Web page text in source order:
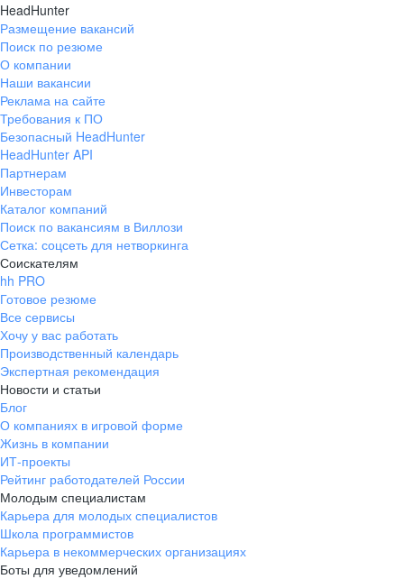
HeadHunter
Размещение вакансий
Поиск по резюме
О компании
Наши вакансии
Реклама на сайте
Требования к ПО
Безопасный HeadHunter
HeadHunter API
Партнерам
Инвесторам
Каталог компаний
Поиск по вакансиям в Виллози
Сетка: соцсеть для нетворкинга
Соискателям
hh PRO
Готовое резюме
Все сервисы
Хочу у вас работать
Производственный календарь
Экспертная рекомендация
Новости и статьи
Блог
О компаниях в игровой форме
Жизнь в компании
ИТ-проекты
Рейтинг работодателей России
Молодым специалистам
Карьера для молодых специалистов
Школа программистов
Карьера в некоммерческих организациях
Боты для уведомлений